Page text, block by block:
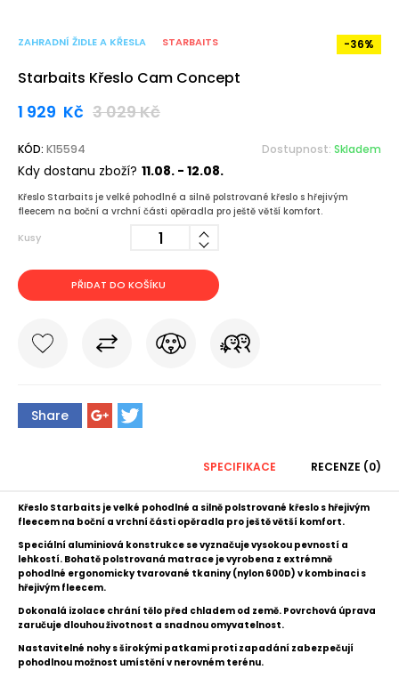
ZAHRADNÍ ŽIDLE A KŘESLA STARBAITS -36%
Starbaits Křeslo Cam Concept
1 929 Kč 3 029Kč
KÓD: K15594 Dostupnost: Skladem
Kdy dostanu zboží? 11.08. - 12.08.
Křeslo Starbaits je velké pohodlné a silně polstrované křeslo s hřejivým
fleecem na boční a vrchní části opěradla pro ještě větší komfort.
Kusy
PŘIDAT DO KOŠÍKU
Share
SPECIFIKACE RECENZE (0)
Křeslo Starbaits je velké pohodlné a silně polstrované křeslo s hřejivým
fleecem na boční a vrchní části opěradla pro ještě větší komfort.
Speciální aluminiová konstrukce se vyznačuje vysokou pevností a
lehkostí. Bohatě polstrovaná matrace je vyrobena z extrémně
pohodlné ergonomicky tvarované tkaniny (nylon 600D) v kombinaci s
hřejivým fleecem.
Dokonalá izolace chrání tělo před chladem od země. Povrchová úprava
zaručuje dlouhou životnost a snadnou omyvatelnost.
Nastavitelné nohy s širokými patkami proti zapadání zabezpečují
pohodlnou možnost umístění v nerovném terénu.